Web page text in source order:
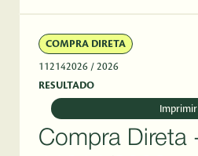
COMPRA DIRETA
112142026 / 2026
RESULTADO
Imprimir
Compra Direta -